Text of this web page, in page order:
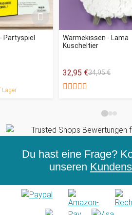
Partyspiel
Wärmekissen - Lama
Kuscheltier
32,95 €34,95 €
Du hast eine Frage?
unseren